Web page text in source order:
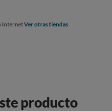
InternetVer otras tiendas
producto